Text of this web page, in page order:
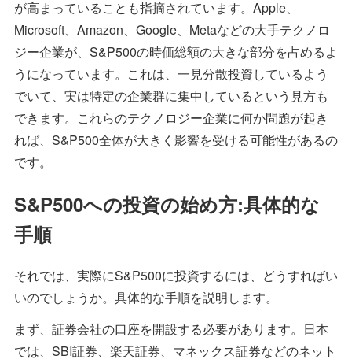
が高まっていることも指摘されています。Apple、
Microsoft、Amazon、Google、Metaなどの大手テクノロ
ジー企業が、S&P500の時価総額の大きな部分を占めるよ
うになっています。これは、一見分散投資しているよう
でいて、実は特定の企業群に集中しているという見方も
できます。これらのテクノロジー企業に何か問題が起き
れば、S&P500全体が大きく影響を受ける可能性があるの
です。
S&P500への投資の始め方:具体的な
手順
それでは、実際にS&P500に投資するには、どうすればい
いのでしょうか。具体的な手順を説明します。
まず、証券会社の口座を開設する必要があります。日本
では、SBI証券、楽天証券、マネックス証券などのネット